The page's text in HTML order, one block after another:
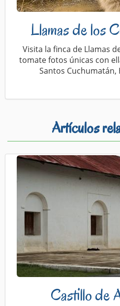
Llamas de los
Visita la finca de Llamas
tomate fotos únicas con
Santos
Artículos
Castillo de